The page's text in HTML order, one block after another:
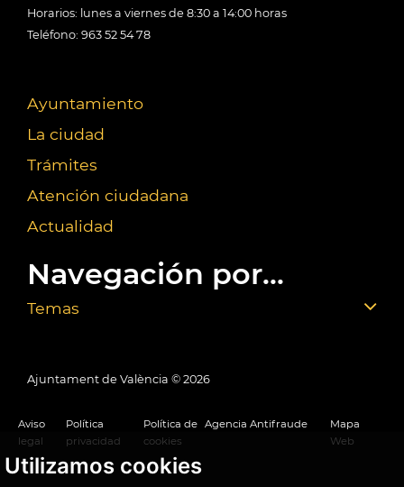
Utilizamos cookies
Horarios: lunes a viernes de 8:30 a 14:00 horas
Teléfono: 963 52 54 78
Ayuntamiento
La ciudad
Trámites
Atención ciudadana
Actualidad
Navegación por...
Temas
Ajuntament de València © 2026
Aviso
legal
Política
privacidad
Política de
cookies
Agencia Antifraude
Mapa
Web